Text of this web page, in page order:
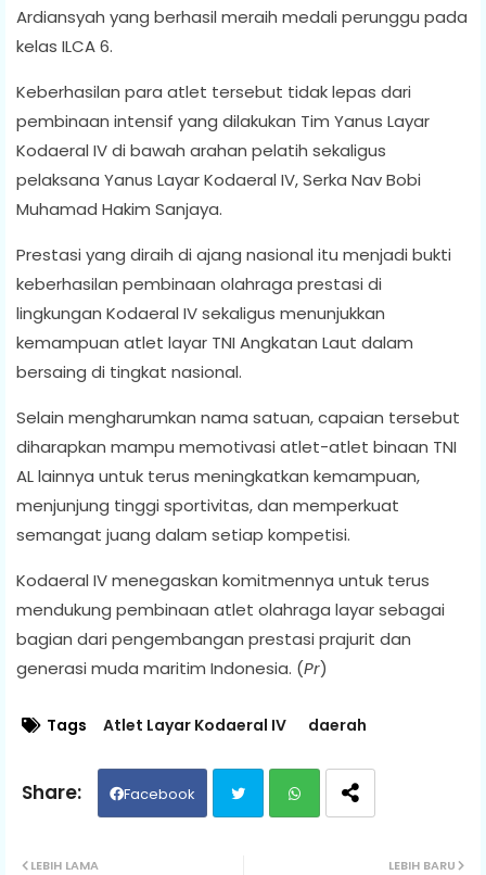
Ardiansyah yang berhasil meraih medali perunggu pada
kelas ILCA 6.
Keberhasilan para atlet tersebut tidak lepas dari
pembinaan intensif yang dilakukan Tim Yanus Layar
Kodaeral IV di bawah arahan pelatih sekaligus
pelaksana Yanus Layar Kodaeral IV, Serka Nav Bobi
Muhamad Hakim Sanjaya.
Prestasi yang diraih di ajang nasional itu menjadi bukti
keberhasilan pembinaan olahraga prestasi di
lingkungan Kodaeral IV sekaligus menunjukkan
kemampuan atlet layar TNI Angkatan Laut dalam
bersaing di tingkat nasional.
Selain mengharumkan nama satuan, capaian tersebut
diharapkan mampu memotivasi atlet-atlet binaan TNI
AL lainnya untuk terus meningkatkan kemampuan,
menjunjung tinggi sportivitas, dan memperkuat
semangat juang dalam setiap kompetisi.
Kodaeral IV menegaskan komitmennya untuk terus
mendukung pembinaan atlet olahraga layar sebagai
bagian dari pengembangan prestasi prajurit dan
generasi muda maritim Indonesia. (Pr)
Tags Atlet Layar Kodaeral IV daerah
Facebook
LEBIH BARU
LEBIH LAMA